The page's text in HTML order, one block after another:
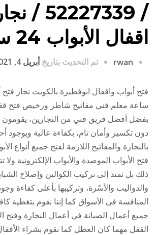
/
اقفال الأبواب 24 ساعة
rwan تم التحديث بتاريخأبريل 4, 2021
ساعة معلم فني مفاتيح شاطر ورخيص فتح
بفضل أفضل فريق فني من النجارين، يقومون
دون تكسير وأمان تام، بكفاءة عالية وبوجود
بالنجارة والمفاتيح اللازمة لفتح جميع أنواع
فتح الأبواب الموصدة والأبواب الإلكترونية
ذلك بل تمتد إلى تركيب الكوالين وإصلاح
والدواليب والأسّرة، وتركيبها بأعلى كفاءة
المنافسة في الأسواق كما إننا نقوم بتغطية
جميع أعمال الصيانة في أعمال النجارة وفتح
القفل مهما كان العطل كما نقوم بشراء